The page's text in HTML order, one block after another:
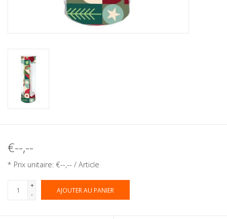
Catalogue: Printemps/Pâques
Catalogue: boîtes de luxe
€--,--
* Prix unitaire: €--,-- / Article
+
-
AJOUTER AU PANIER